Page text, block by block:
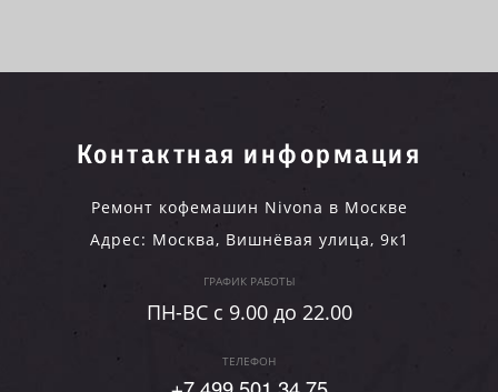
Контактная информация
Ремонт кофемашин Nivona в Москве
Адрес: Москва, Вишнёвая улица, 9к1
ГРАФИК РАБОТЫ
ПН-ВC c 9.00 до 22.00
ТЕЛЕФОН